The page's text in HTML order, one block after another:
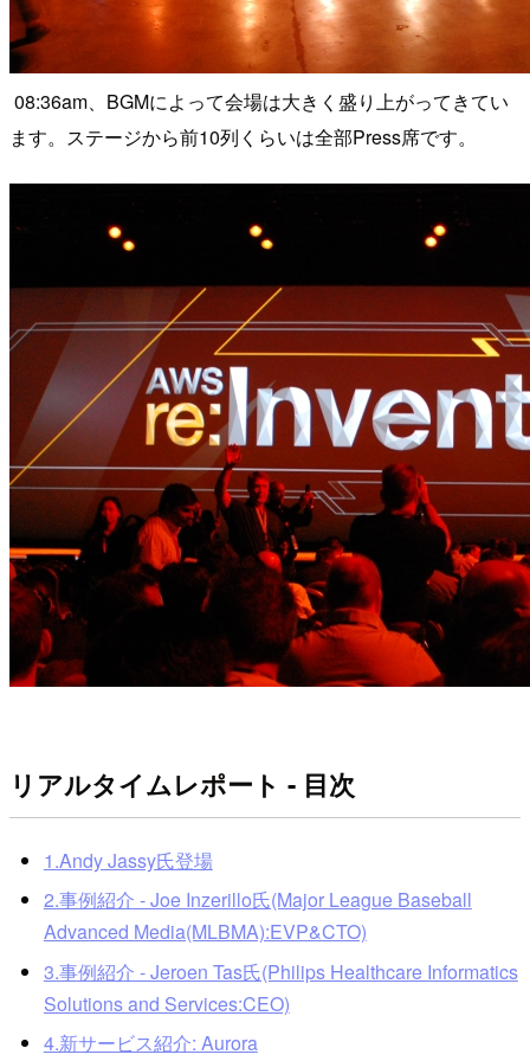
08:36am、BGMによって会場は大きく盛り上がってきてい
ます。ステージから前10列くらいは全部Press席です。
リアルタイムレポート - 目次
1.Andy Jassy氏登場
2.事例紹介 - Joe Inzerillo氏(Major League Baseball
Advanced Media(MLBMA):EVP&CTO)
3.事例紹介 - Jeroen Tas氏(Philips Healthcare Informatics
Solutions and Services:CEO)
4.新サービス紹介: Aurora